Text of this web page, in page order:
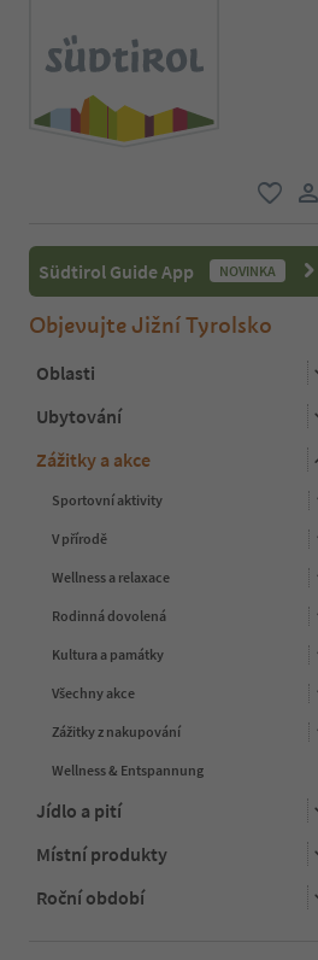
Südtirol Guide App NOVINKA
Objevujte Jižní Tyrolsko
Oblasti
Ubytování
Zážitky a akce
Sportovní aktivity
V přírodě
Wellness a relaxace
Rodinná dovolená
Kultura a památky
Všechny akce
Zážitky z nakupování
Wellness & Entspannung
Jídlo a pití
Místní produkty
Roční období